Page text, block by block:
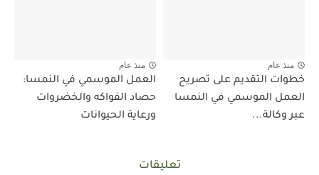
منذ عام
خطوات التقديم على تصريح
العمل الموسمي في النمسا
عبر وكالة...
منذ عام
العمل الموسمي في النمسا:
حصاد الفواكه والخضروات
ورعاية الحيوانات
تعليقات